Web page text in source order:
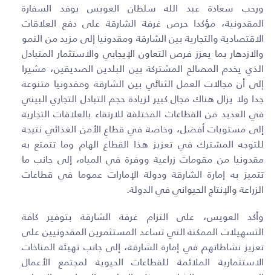
ورحب سعادة عبد الله سلطان العويس بوفد السفارة
المقدونية، مؤكدا حرص غرفة الشارقة على دفع العلاقات
الاقتصادية والتجارية بين الشارقة ومقدونيا إلى مزيد من النمو
والازدهار بما يعزز فرص التعاون الإيجابي والاستثمار المتبادل
الذي يخدم المصالح المشتركة بين البلدين الصديقين، مشيرا
إلى أن مجالات العمل الثنائي بين الشارقة ومقدونيا متنوعة
جدا ولا يزال هناك مجال كبير لزيادة حجم التبادل التجاري البيني
في العديد من القطاعات المختلفة للارتقاء بالعلاقات التجارية
إلى مستويات أفضل، وخاصة في قطاع الأمن الغذائي نتيجة
للتوجه المشترك في تعزيز هذا القطاع الهام وما تتمتع به
مقدونيا من مقومات زراعية ووفرة في المياه، إلى جانب ما
تتميز به إمارة الشارقة ودولة الإمارات عموما في قطاعات
الزراعة والإنتاج الحيواني في الدولة.
وأكد العويس، على التزام غرفة الشارقة بتوفير كافة
التسهيلات الممكنة التي تساعد المستثمرين المقدونيين على
تعزيز نشاطاتهم في إمارة الشارقة، إلى جانب تهيئة المناخات
الاستثمارية الملائمة للقطاعات الحيوية لمجتمع الأعمال